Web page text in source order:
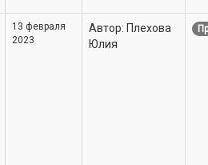
13 февраля
2023
Автор: Плехова
Юлия